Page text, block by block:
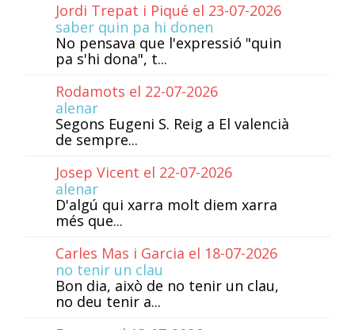
Jordi Trepat i Piqué el 23-07-2026
saber quin pa hi donen
No pensava que l'expressió "quin
pa s'hi dona", t...
Rodamots el 22-07-2026
alenar
Segons Eugeni S. Reig a El valencià
de sempre...
Josep Vicent el 22-07-2026
alenar
D'algú qui xarra molt diem xarra
més que...
Carles Mas i Garcia el 18-07-2026
no tenir un clau
Bon dia, això de no tenir un clau,
no deu tenir a...